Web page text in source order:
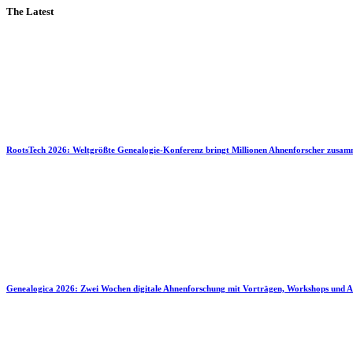
The Latest
RootsTech 2026: Weltgrößte Genealogie-Konferenz bringt Millionen Ahnenforscher
Genealogica 2026: Zwei Wochen digitale Ahnenforschung mit Vorträgen, Workshops und